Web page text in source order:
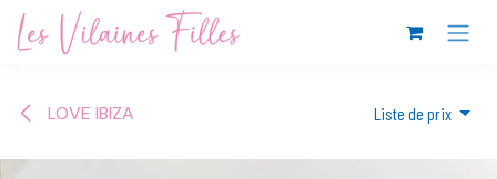
Se rendre au contenu
LOVE IBIZA Liste de prix